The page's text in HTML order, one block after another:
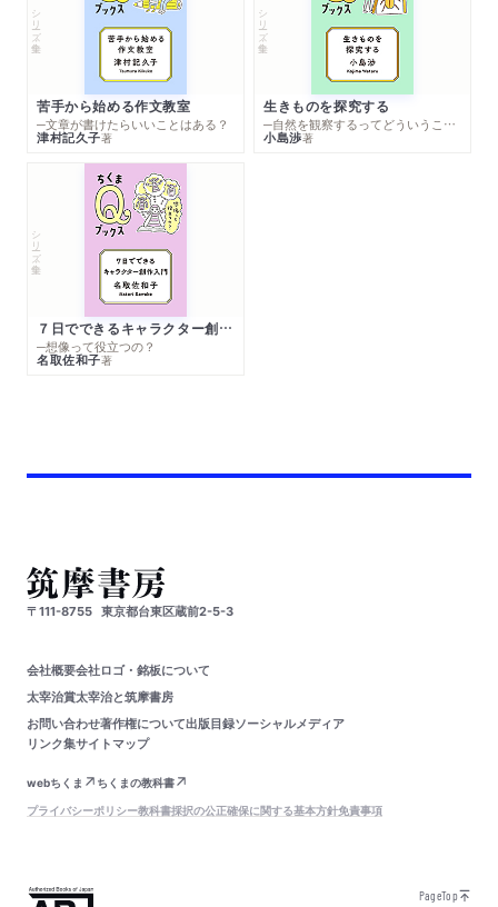
シリーズ・全集
苦手から始める作文教室
─文章が書けたらいいことはある？
津村記久子著
シリーズ・全集
生きものを探究する
─自然を観察するってどういうこと？
小島渉著
シリーズ・全集
７日でできるキャラクター創作入門
─想像って役立つの？
名取佐和子著
〒111-8755 東京都台東区蔵前2-5-3
会社概要会社ロゴ・銘板について
太宰治賞太宰治と筑摩書房
お問い合わせ著作権について出版目録ソーシャルメディア
リンク集サイトマップ
webちくま
ちくまの教科書
プライバシーポリシー教科書採択の公正確保に関する基本方針免責事項
PageTop